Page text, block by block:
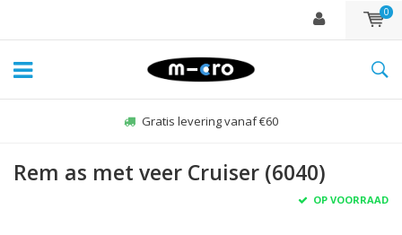
0
Gratis levering vanaf €60
Rem as met veer Cruiser (6040)
OP VOORRAAD